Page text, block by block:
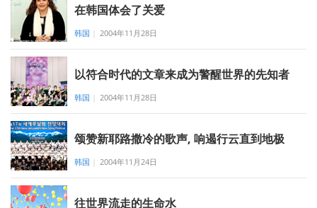
在韩国体会了关爱
韩国 2004年11月28日
以符合时代的文章来成为警醒世界的先知者
韩国 2004年11月28日
颂赞新耶路撒冷的歌声, 响遏行云直到地极
韩国 2004年11月24日
往世界流走的生命水